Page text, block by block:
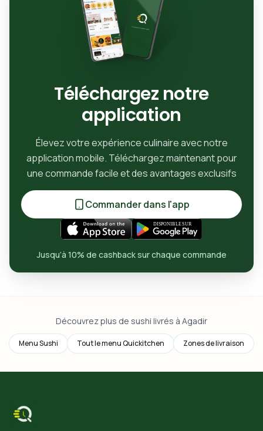
Téléchargez notre
application
Élevez votre expérience culinaire avec notre
application mobile. Téléchargez maintenant pour
une commande facile et des avantages exclusifs
Commander dans l'app
Jusqu’à 10% de cashback sur chaque commande
Découvrez plus de sushi livrés à Agadir
Menu Sushi Tout le menu Quickitchen Zones de livraison